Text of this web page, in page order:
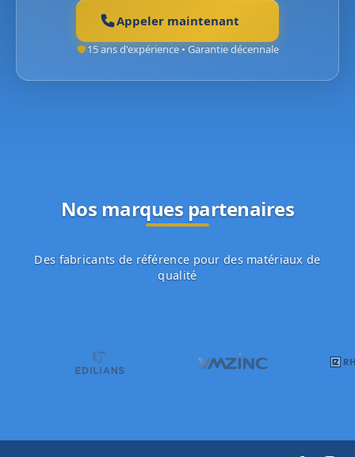
Appeler maintenant
15 ans d'expérience • Garantie décennale
Nos marques partenaires
Des fabricants de référence pour des matériaux de
qualité